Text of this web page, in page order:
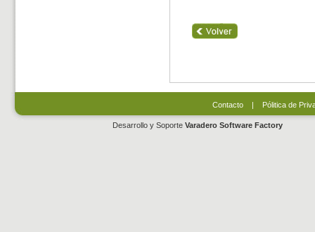
Contacto| Pólitica de
Desarrollo y Soporte Varadero Software Factory